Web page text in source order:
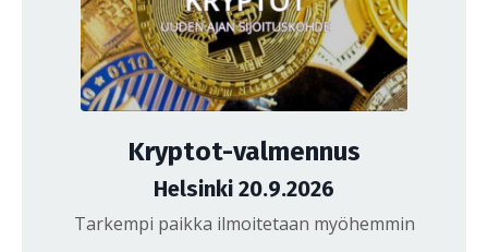
Kryptot-valmennus
Helsinki 20.9.2026
Tarkempi paikka ilmoitetaan myöhemmin